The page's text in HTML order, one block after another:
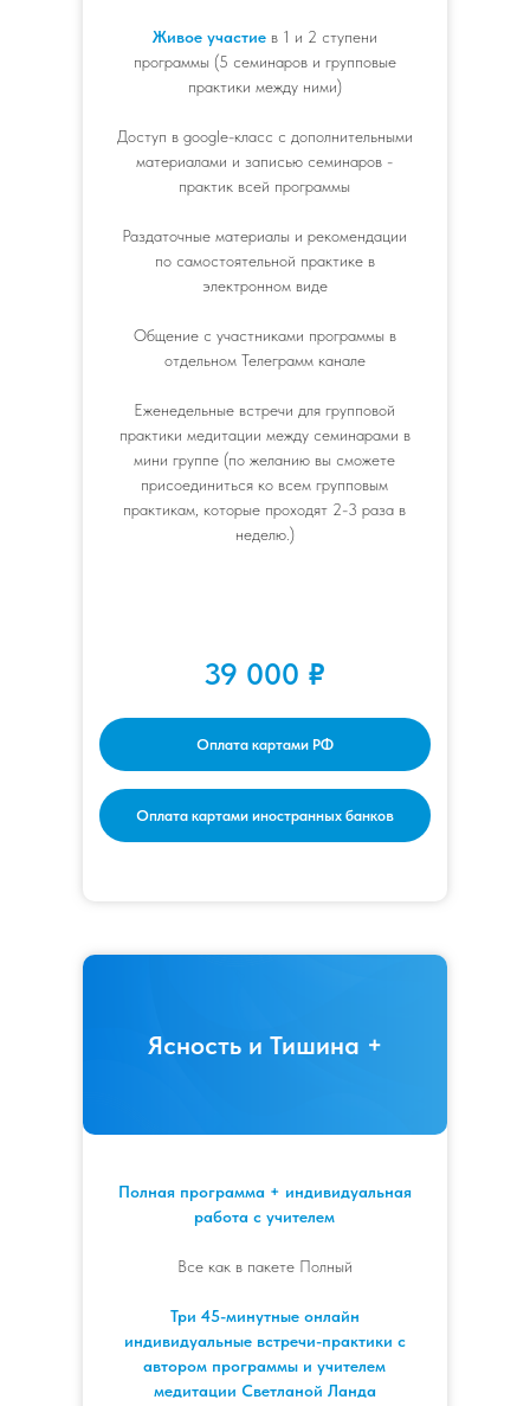
Живое участие в 1 и 2 ступени
программы (5 семинаров и групповые
практики между ними)
Доступ в google-класс с дополнительными
материалами и записью семинаров -
практик всей программы
Раздаточные материалы и рекомендации
по самостоятельной практике в
электронном виде
Общение с участниками программы в
отдельном Телеграмм канале
Еженедельные встречи для групповой
практики медитации между семинарами в
мини группе (по желанию вы сможете
присоединиться ко всем групповым
практикам, которые проходят 2-3 раза в
неделю.)
39 000 ₽
Оплата картами РФ
Оплата картами иностранных банков
Ясность и Тишина +
Полная программа + индивидуальная
работа с учителем
Все как в пакете Полный
Три 45-минутные онлайн
индивидуальные встречи-практики с
автором программы и учителем
медитации Светланой Ланда